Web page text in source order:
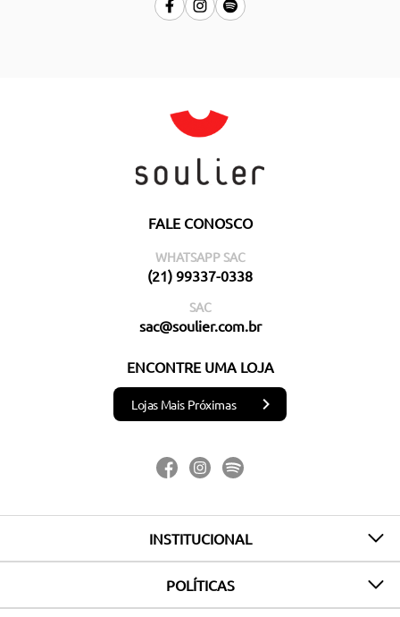
FALE CONOSCO
WHATSAPP SAC
(21) 99337-0338
SAC
sac@soulier.com.br
ENCONTRE UMA LOJA
Lojas Mais Próximas
INSTITUCIONAL
POLÍTICAS